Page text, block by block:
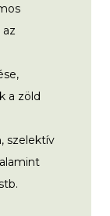
a zöld
szelektív